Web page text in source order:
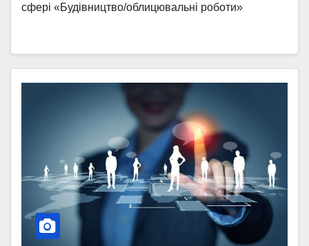
сфері «Будівництво/облицювальні роботи»